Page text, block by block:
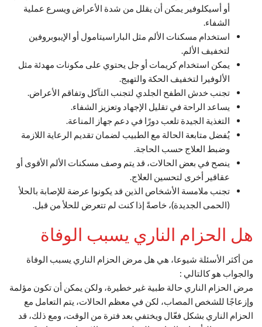
أو أسيكلوفير يمكن أن يقلل من شدة الأعراض ويسرع عملية
الشفاء.
استخدام مسكنات الألم مثل الباراسيتامول أو الإيبوبروفين
لتخفيف الألم.
يمكن استخدام كريمات أو جل يحتوي على مكونات مهدئة مثل
الألوفيرا لتخفيف الحكة والتهيج.
تجنب خدش الطفح الجلدي لتجنب التآكل وتفاقم الأعراض.
يساعد الراحة في تقليل الإجهاد وتعزيز الشفاء.
التغذية الجيدة تلعب دورًا في دعم جهاز المناعة.
يُفضل متابعة الحالة مع الطبيب لضمان تقديم الرعاية اللازمة
وضبط العلاج حسب الحاجة.
ينصح في بعض الحالات، قد يتم وصف مسكنات الألم الأقوى أو
عقاقير أخرى لتحسين العلاج.
تجنب ملامسة الأشخاص الذين قد يكونوا عرضة للإصابة بالحلأ
(الحمى الجديدة)، خاصةً إذا كنت لم تتعرض للحلأ من قبل.
هل الحزام الناري يسبب الوفاة
من أكثر الأسئلة شيوعا، هي هل مرض الحزام الناري يسبب الوفاة
والجواب هو كالتالي :
مرض الحزام الناري حالة طبية غير خطيرة، ولكن يمكن أن تكون مؤلمة
وإزعاجًا للشخص المصاب، لكن في معظم الحالات، يتم التعامل مع
الحزام الناري بشكل فعّال ويختفي بعد فترة من الوقت، ومع ذلك، قد